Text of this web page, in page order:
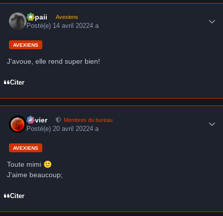
supaii Avexiens
Posté(e) 14 avril 20224 a
AVEXIENS
J'avoue, elle rend super bien!
Citer
Xavier Membres du bureau
Posté(e)20 avril 20224 a
AVEXIENS
Toute mimi 🙂
J'aime beaucoup;
Citer